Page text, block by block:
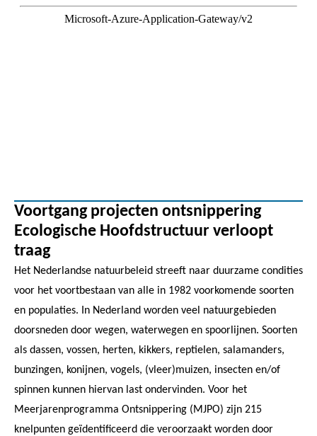
Voortgang projecten ontsnippering
Ecologische Hoofdstructuur verloopt
traag
Het Nederlandse natuurbeleid streeft naar duurzame condities
voor het voortbestaan van alle in 1982 voorkomende soorten
en populaties. In Nederland worden veel natuurgebieden
doorsneden door wegen, waterwegen en spoorlijnen. Soorten
als dassen, vossen, herten, kikkers, reptielen, salamanders,
bunzingen, konijnen, vogels, (vleer)muizen, insecten en/of
spinnen kunnen hiervan last ondervinden. Voor het
Meerjarenprogramma Ontsnippering (MJPO) zijn 215
knelpunten geïdentificeerd die veroorzaakt worden door